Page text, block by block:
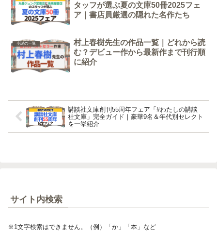
タッフが選ぶ夏の文庫50冊2025フェ
ア｜書店員厳選の隠れた名作たち
小説の一覧
村上春樹先生の作品一覧｜どれから読
む？デビュー作から最新作まで刊行順
に紹介
講談社文庫創刊55周年フェア「#わたしの講談
社文庫」完全ガイド｜豪華9名＆年代別セレクト
を一挙紹介
サイト内検索
※1文字検索はできません。（例）「か」「本」など